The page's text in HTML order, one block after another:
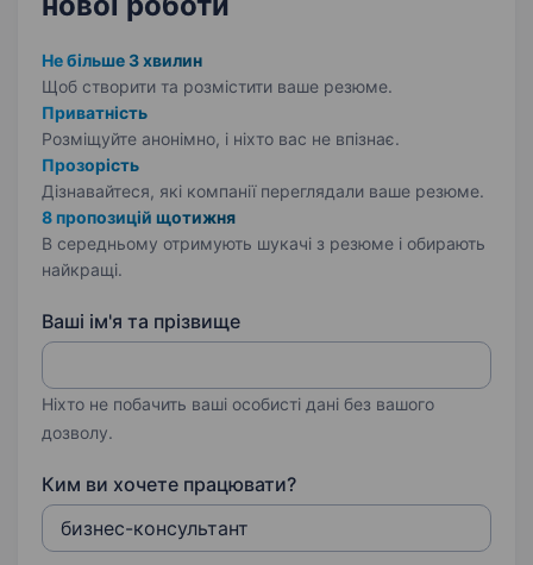
Не більше 3 хвилин
Щоб створити та розмістити ваше резюме.
Приватність
Розміщуйте анонімно, і ніхто вас не впізнає.
Прозорість
Дізнавайтеся, які компанії переглядали ваше резюме.
8 пропозицій щотижня
В середньому отримують шукачі з резюме і обирають
найкращі.
Ваші ім'я та прізвище
Ніхто не побачить ваші особисті дані без вашого
дозволу.
Ким ви хочете працювати?